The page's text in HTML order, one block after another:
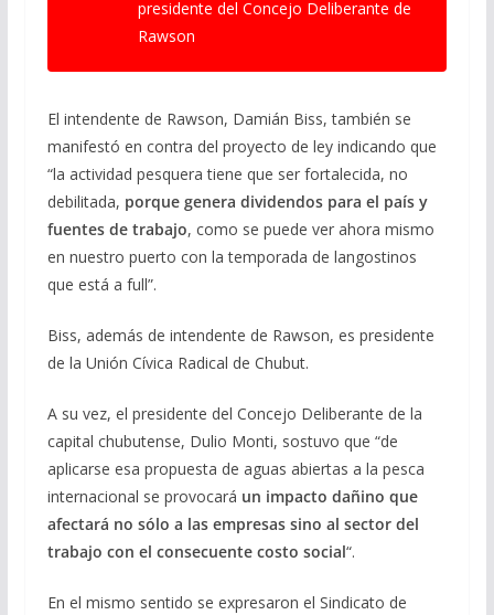
presidente del Concejo Deliberante de
Rawson
El intendente de Rawson, Damián Biss, también se
manifestó en contra del proyecto de ley indicando que
“la actividad pesquera tiene que ser fortalecida, no
debilitada, porque genera dividendos para el país y
fuentes de trabajo, como se puede ver ahora mismo
en nuestro puerto con la temporada de langostinos
que está a full”.
Biss, además de intendente de Rawson, es presidente
de la Unión Cívica Radical de Chubut.
A su vez, el presidente del Concejo Deliberante de la
capital chubutense, Dulio Monti, sostuvo que “de
aplicarse esa propuesta de aguas abiertas a la pesca
internacional se provocará un impacto dañino que
afectará no sólo a las empresas sino al sector del
trabajo con el consecuente costo social“.
En el mismo sentido se expresaron el Sindicato de